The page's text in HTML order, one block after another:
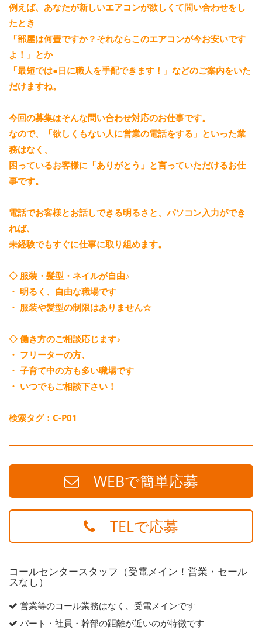
例えば、あなたが新しいエアコンが欲しくて問い合わせをし
たとき
「部屋は何畳ですか？それならこのエアコンが今お安いです
よ！」とか
「最短では●日に職人を手配できます！」などのご案内をいた
だけますね。
今回の募集はそんな問い合わせ対応のお仕事です。
なので、「欲しくもない人に営業の電話をする」といった業
務はなく、
困っているお客様に「ありがとう」と言っていただけるお仕
事です。
電話でお客様とお話しできる明るさと、パソコン入力ができ
れば、
未経験でもすぐに仕事に取り組めます。
◇ 服装・髪型・ネイルが自由♪
・ 明るく、自由な職場です
・ 服装や髪型の制限はありません☆
◇ 働き方のご相談応じます♪
・ フリーターの方、
・ 子育て中の方も多い職場です
・ いつでもご相談下さい！
検索タグ：C-P01
WEBで簡単応募
TELで応募
コールセンタースタッフ（受電メイン！営業・セール
スなし）
営業等のコール業務はなく、受電メインです
パート・社員・幹部の距離が近いのが特徴です